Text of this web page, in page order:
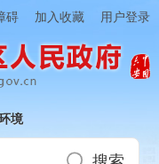
碍 加入收藏 用户登录
境